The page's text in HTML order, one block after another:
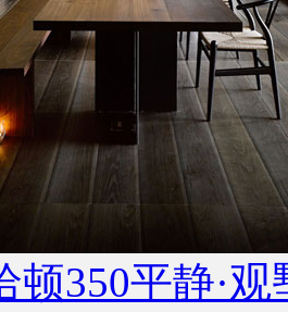
顿350平静·